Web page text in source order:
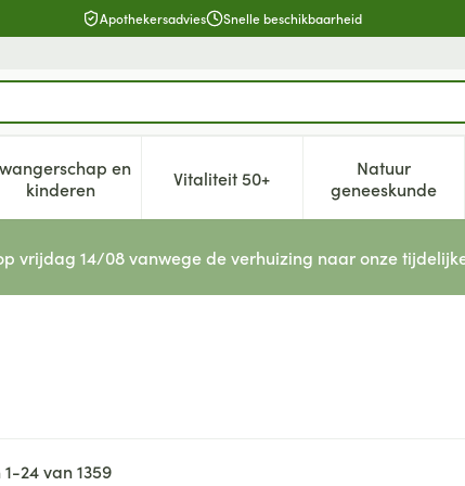
Apothekersadvies Snelle beschikbaarheid
en hygiëne categorie
voor Dieet, voeding en vitamines categorie
en
kinderenToon submenu voor Zwangerschap en kinderen
Vitaliteit 50+Toon submenu voor Vitaliteit
Natuur
geneeskunde
Toon
vrijdag 14/08 vanwege de verhuizing naar onze
1-24van1359